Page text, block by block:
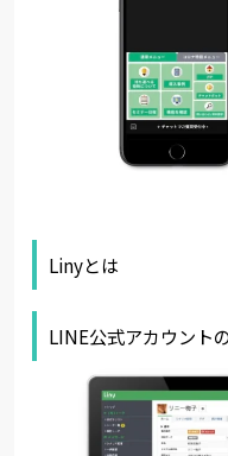
Linyとは
LINE公式アカウント